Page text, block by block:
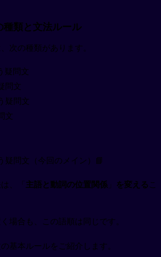
種類と文法ルール
次の種類があります。
疑問文
問文
疑問文
文
疑問文（今回のメイン）📘
、「 主語と動詞の位置関係 を変える こ
場合も、この語順は同じです。
基本ルールをご紹介します。